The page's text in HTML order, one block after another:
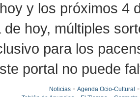
y los próximos 4
de hoy, múltiples
para los
portal no puede
Noticias -Agenda Ocio-Cultural